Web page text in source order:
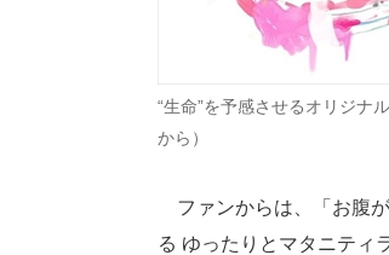
“生命”を予感させるオリジナ
から）
ファンからは、「お腹
る ゆったりとマタニティ